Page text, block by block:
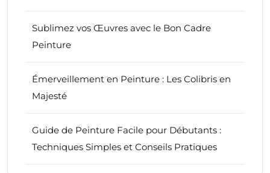
Sublimez vos Œuvres avec le Bon Cadre
Peinture
Émerveillement en Peinture : Les Colibris en
Majesté
Guide de Peinture Facile pour Débutants :
Techniques Simples et Conseils Pratiques